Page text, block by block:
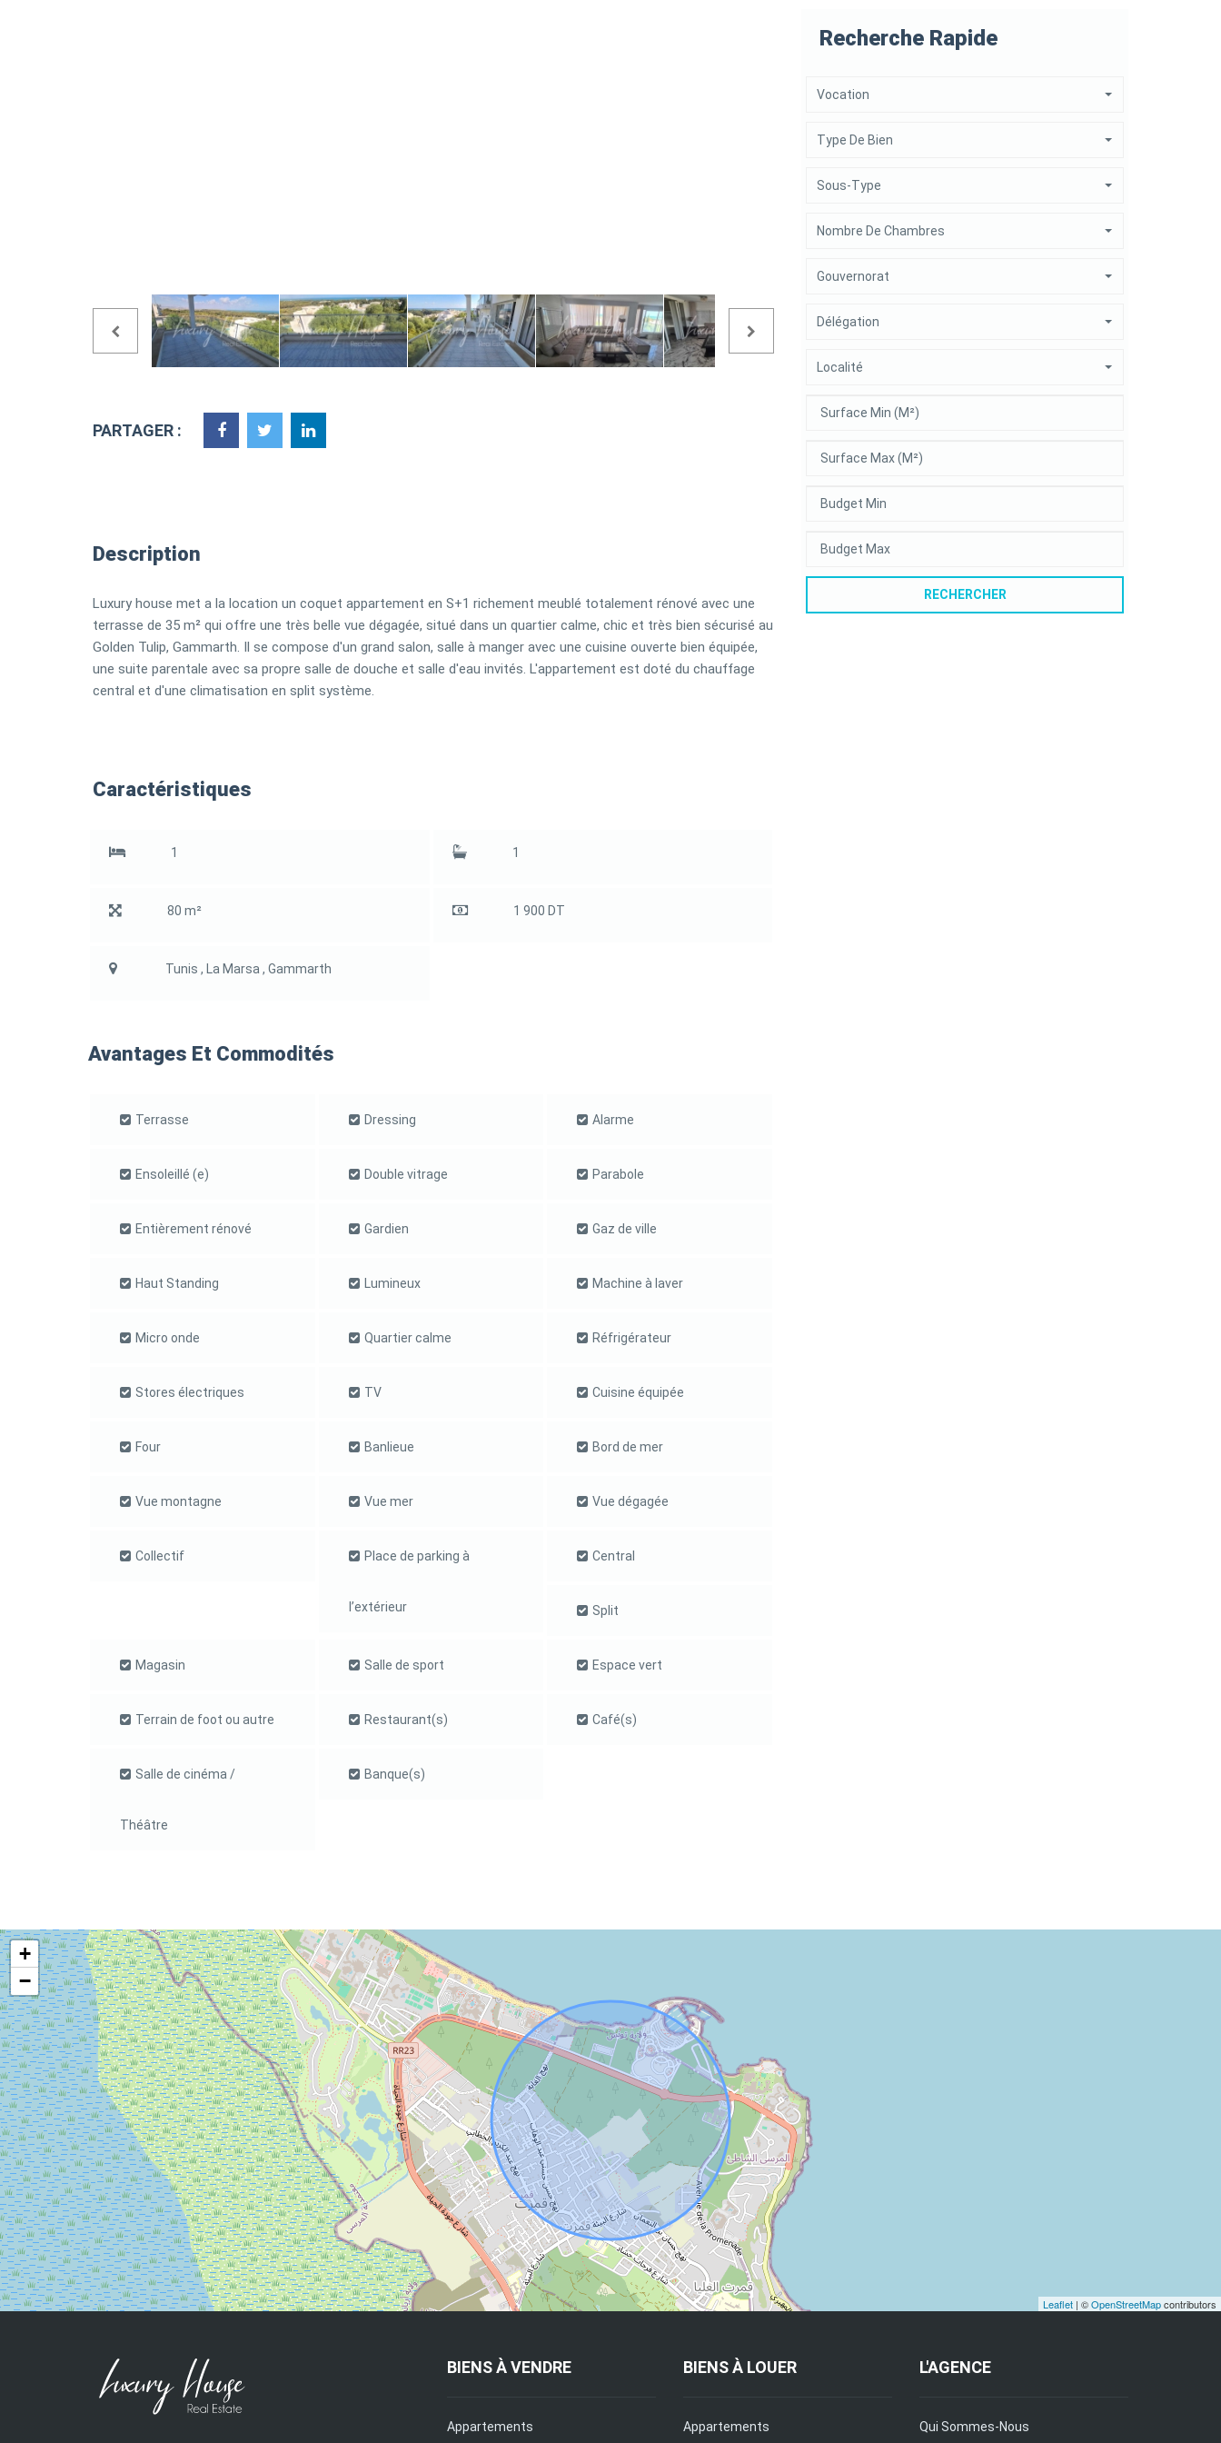
PARTAGER :
Description
Luxury house met a la location un coquet appartement en S+1 richement meublé totalement rénové avec une
terrasse de 35 m² qui offre une très belle vue dégagée, situé dans un quartier calme, chic et très bien sécurisé au
Golden Tulip, Gammarth. Il se compose d'un grand salon, salle à manger avec une cuisine ouverte bien équipée,
une suite parentale avec sa propre salle de douche et salle d'eau invités. L'appartement est doté du chauffage
central et d'une climatisation en split système.
Caractéristiques
1 1
80 m² 1 900 DT
Tunis , La Marsa , Gammarth
Avantages Et Commodités
Terrasse Dressing Alarme
Ensoleillé (e) Double vitrage Parabole
Entièrement rénové Gardien Gaz de ville
Haut Standing Lumineux Machine à laver
Micro onde Quartier calme Réfrigérateur
Stores électriques TV Cuisine équipée
Four Banlieue Bord de mer
Vue montagne Vue mer Vue dégagée
Collectif Place de parking à
l’extérieur
Central
Split
Magasin Salle de sport Espace vert
Terrain de foot ou autre Restaurant(s) Café(s)
Salle de cinéma /
Théâtre
Banque(s)
Recherche Rapide
Vocation
Type De Bien
Sous-Type
Nombre De Chambres
Gouvernorat
Délégation
Localité
RECHERCHER
+
−
Leaflet | ©OpenStreetMapcontributors
BIENS À VENDRE
Appartements
BIENS À LOUER
Appartements
L'AGENCE
Qui Sommes-Nous